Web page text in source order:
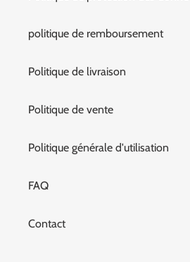
politique de remboursement
Politique de livraison
Politique de vente
Politique générale d'utilisation
FAQ
Contact